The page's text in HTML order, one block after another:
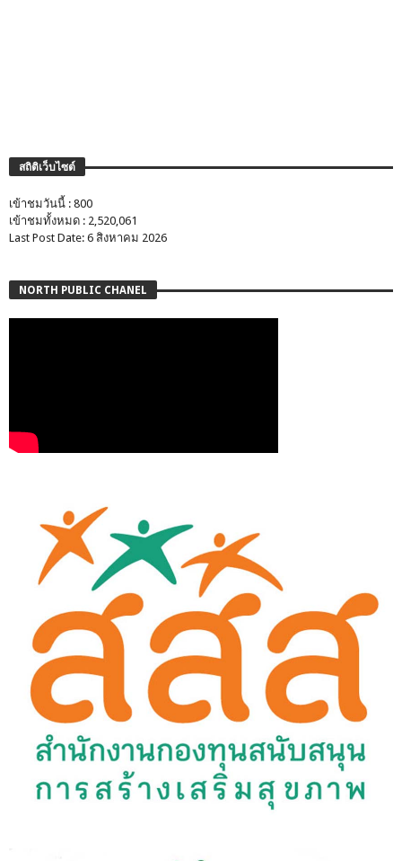
สถิติเว็บไซต์
เข้าชมวันนี้ : 800
เข้าชมทั้งหมด : 2,520,061
Last Post Date: 6 สิงหาคม 2026
NORTH PUBLIC CHANEL